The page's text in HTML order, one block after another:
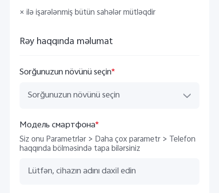
× ilə işarələnmiş bütün sahələr mütləqdir
Rəy haqqında məlumat
Sorğunuzun növünü seçin*
Sorğunuzun növünü seçin
Модель смартфона*
Siz onu Parametrlər > Daha çox parametr > Telefon
haqqında bölməsində tapa bilərsiniz